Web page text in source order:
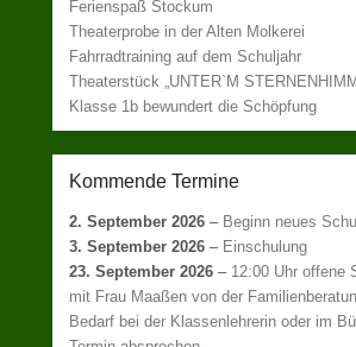
Ferienspaß Stockum
Theaterprobe in der Alten Molkerei
Fahrradtraining auf dem Schuljahr
Theaterstück „UNTER`M
Klasse 1b bewundert die Schöpfung
Kommende Termine
2. September 2026 – Beginn neues
3. September 2026 – Einschulung
23. September 2026 – 12:00 Uhr offene
mit Frau Maaßen von der
Bedarf bei der Klassenlehrerin oder im